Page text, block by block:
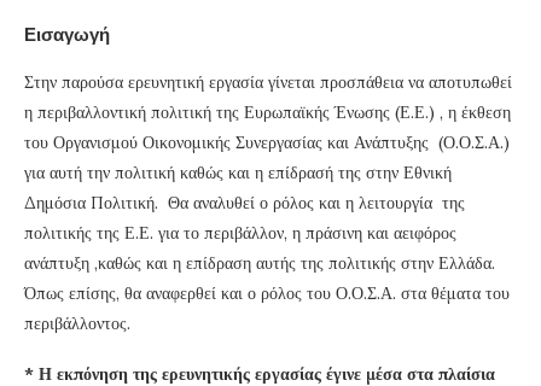
Εισαγωγή
Στην παρούσα ερευνητική εργασία γίνεται προσπάθεια να αποτυπωθεί
η περιβαλλοντική πολιτική της Ευρωπαϊκής Ένωσης (Ε.Ε.) , η έκθεση
του Οργανισμού Οικονομικής Συνεργασίας και Ανάπτυξης (Ο.Ο.Σ.Α.)
για αυτή την πολιτική καθώς και η επίδρασή της στην Εθνική
Δημόσια Πολιτική. Θα αναλυθεί ο ρόλος και η λειτουργία της
πολιτικής της Ε.Ε. για το περιβάλλον, η πράσινη και αειφόρος
ανάπτυξη ,καθώς και η επίδραση αυτής της πολιτικής στην Ελλάδα.
Όπως επίσης, θα αναφερθεί και ο ρόλος του Ο.Ο.Σ.Α. στα θέματα του
περιβάλλοντος.
* Η εκπόνηση της ερευνητικής εργασίας έγινε μέσα στα πλαίσια